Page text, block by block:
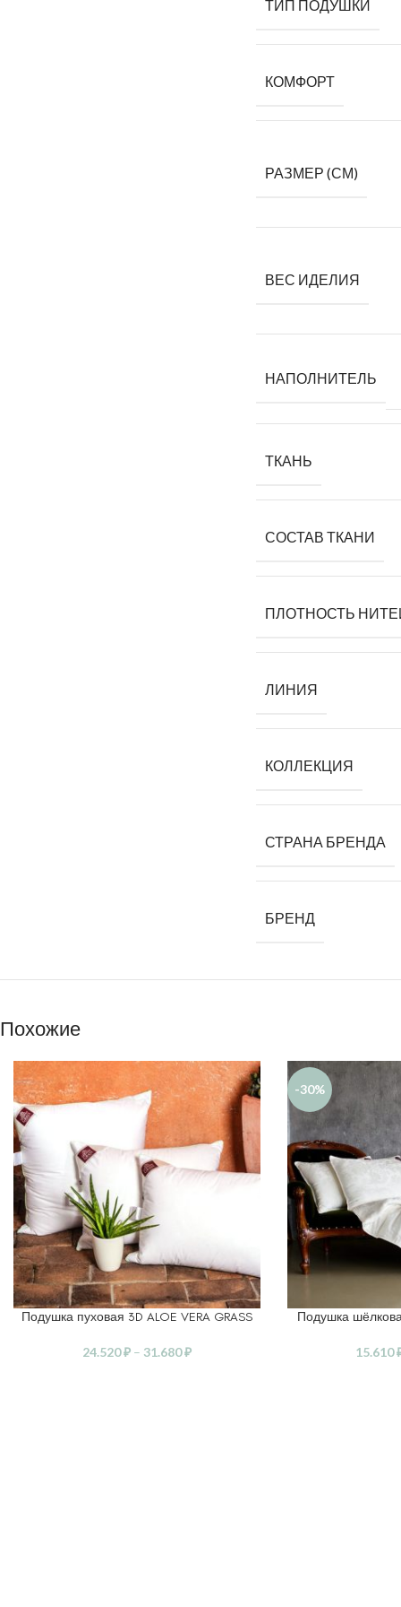
ТИП ПОДУШКИ
КОМФОРТ
РАЗМЕР (СМ)
ВЕС ИДЕЛИЯ
НАПОЛНИТЕЛЬ
ТКАНЬ
СОСТАВ ТКАНИ
ПЛОТНОСТЬ
ЛИНИЯ
КОЛЛЕКЦИЯ
СТРАНА БРЕНДА
БРЕНД
Похожие
ВЫБЕРИТЕ ПАРАМЕТРЫ
Подушка пуховая 3D ALOE VERA GRASS
24.520₽ – 31.680₽
-30%
ВЫБЕРИТЕ
Подушка
15.610